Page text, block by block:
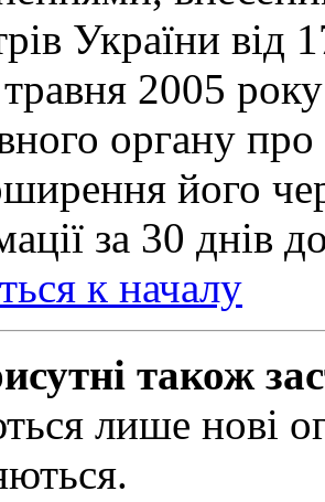
України від
2005
органу
його
за 30 днів
к началу
також
лише нові